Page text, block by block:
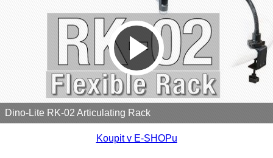
Dino-Lite RK-02 Articulating Rack
Koupit v E-SHOPu